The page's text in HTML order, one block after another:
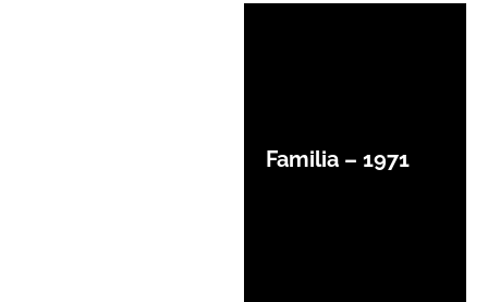
Familia – 1971